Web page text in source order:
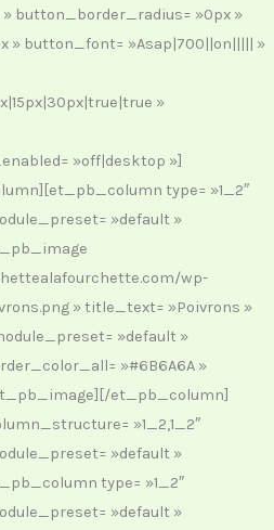
button_border_radius= »0px »
» button_font= »Asap|700||on||||| »
»
»off|desktop »]
type= »1_2″
»default »
wp-
» title_text= »Poivrons »
»default »
»#6B6A6A »
et_pb_column]
»1_2,1_2″
»default »
type= »1_2″
»default »